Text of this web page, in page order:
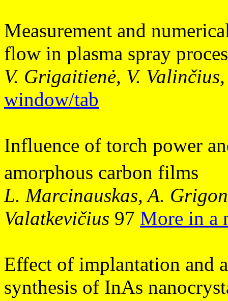
Measurement and
flow in plasma spray
V. Grigaitienė, V.
window/tab
Influence of torch power
amorphous carbon films
L. Marcinauskas, A.
Valatkevičius 97 More in a
Effect of implantation and
synthesis of InAs